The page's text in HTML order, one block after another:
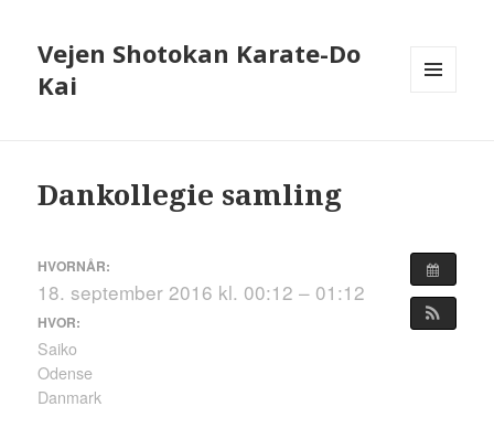
Vejen Shotokan Karate-Do
Kai
Dankollegie samling
HVORNÅR:
18. september 2016 kl. 00:12 – 01:12
HVOR:
Saiko
Odense
Danmark